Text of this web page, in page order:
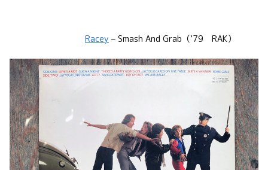
Racey – Smash And Grab（’79 RAK）